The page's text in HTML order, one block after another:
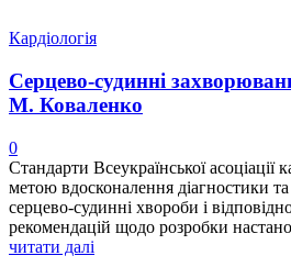
Кардіологія
Серцево-судинні
М. Коваленко
0
Стандарти Всеукраїнської асоціації
метою вдосконалення діагностики
серцево-судинні хвороби і
рекомендацій щодо розробки
читати далі